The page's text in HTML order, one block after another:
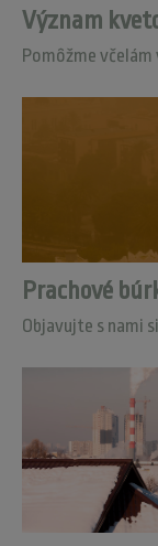
Význam
Pomôžme
Prachové
Objavujte s nami